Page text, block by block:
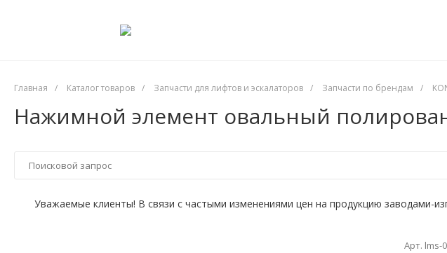
Главная / Каталог товаров / Запчасти для лифтов и эскалаторов / Запчасти по брендам /
Нажимной элемент овальный
Уважаемые клиенты! В связи с частыми изменениями цен на продукцию заводами-
Арт. lms-